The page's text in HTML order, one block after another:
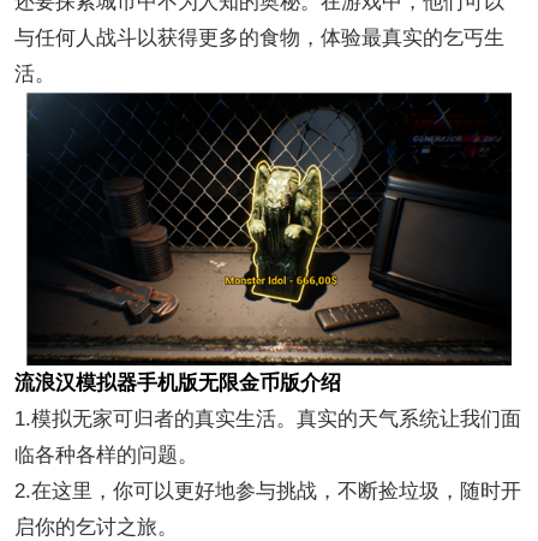
与任何人战斗以获得更多的食物，体验最真实的乞丐生
活。
流浪汉模拟器手机版无限金币版介绍
1.模拟无家可归者的真实生活。真实的天气系统让我们面
临各种各样的问题。
2.在这里，你可以更好地参与挑战，不断捡垃圾，随时开
启你的乞讨之旅。